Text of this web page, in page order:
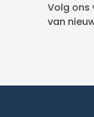
Volg ons
van